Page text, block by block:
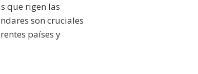
que rigen las
son cruciales
países y